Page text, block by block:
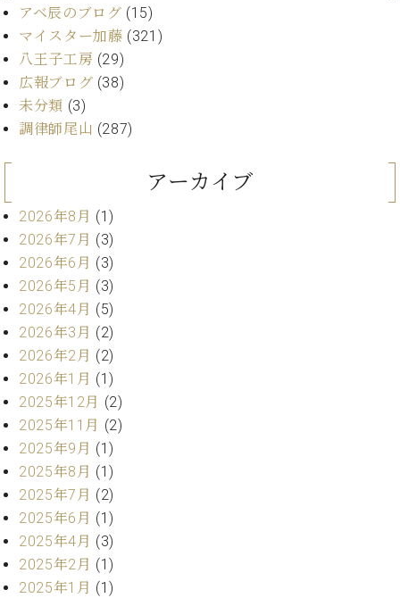
タ
イ
レ
ジ
デ
ン
ベ
ヒ
シ
ュ
タ
イ
ン
コ
ン
ー
ト
グ
ラ
ン
ド
ピ
ア
ノ
ノ
番
号
イ
ン
を
弾
く
前
に
シ
ュ
タ
イ
ュ
ー
レ
納
入
実
ホ
ー
ル・
ス
タ
ャ
ー
ン
コ
ト
レ
ッ
イ
ベ
ン
ト
代
理
主
催
イ
ベ
ン
店
舗・
ロ
ン・
調
律
に
方
ま
で
大
シュ
タイ
ン・
シュ
ーレ
音楽
教室
ベ
ヒ
シ
タ
イ
ン
セ
ン
案
内
問
合
せ
アベ辰のブログ (15)
マイスター加藤 (321)
八王子工房 (29)
広報ブログ (38)
未分類 (3)
調律師尾山 (287)
アーカイブ
2026年8月 (1)
2026年7月 (3)
2026年6月 (3)
2026年5月 (3)
2026年4月 (5)
2026年3月 (2)
2026年2月 (2)
2026年1月 (1)
2025年12月 (2)
2025年11月 (2)
2025年9月 (1)
2025年8月 (1)
2025年7月 (2)
2025年6月 (1)
2025年4月 (3)
2025年2月 (1)
2025年1月 (1)